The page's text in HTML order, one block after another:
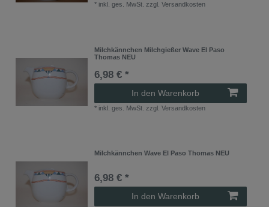
* inkl. ges. MwSt. zzgl.Versandkosten
Milchkännchen Milchgießer Wave El Paso
Thomas NEU
6,98 € *
In den Warenkorb
* inkl. ges. MwSt. zzgl.Versandkosten
Milchkännchen Wave El Paso Thomas NEU
6,98 € *
In den Warenkorb